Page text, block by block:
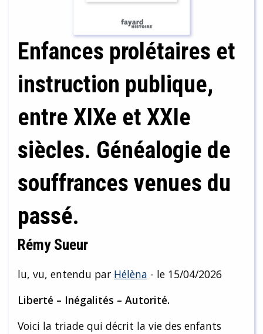
Enfances prolétaires et
instruction publique,
entre XIXe et XXIe
siècles. Généalogie de
souffrances venues du
passé.
Rémy Sueur
lu, vu, entendu par Hélèna - le 15/04/2026
Liberté – Inégalités – Autorité.
Voici la triade qui décrit la vie des enfants